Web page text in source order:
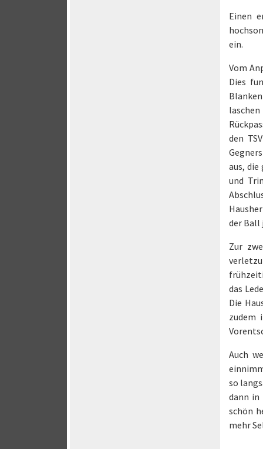
Einen
ein.
Vom
Dies
den
aus, die
und
der Ball
Zur
das
Die
zudem
Auch
so
dann in
schön
mehr